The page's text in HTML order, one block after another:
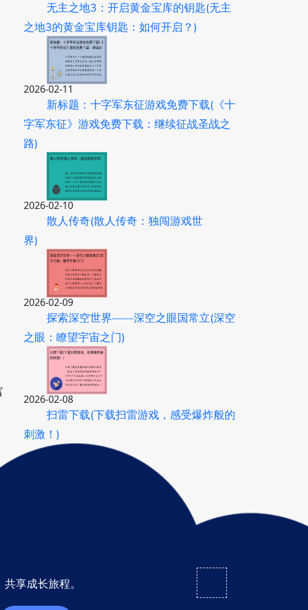
无主之地3：开启黄金宝库的钥匙(无主
之地3的黄金宝库钥匙：如何开启？)
2026-02-11
新标题：十字军东征游戏免费下载(《十
字军东征》游戏免费下载：继续征战圣战之
路)
2026-02-10
散人传奇(散人传奇：独闯游戏世
界)
2026-02-09
探索深空世界——深空之眼国常立(深空
之眼：瞭望宇宙之门)
2026-02-08
扫雷下载(下载扫雷游戏，感受爆炸般的
刺激！)
享成长旅程。